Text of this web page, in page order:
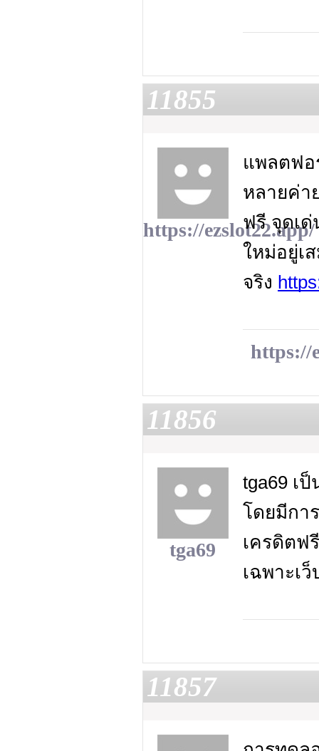
11855
https://ezslot22.app/
แพลตฟอ
หลายค่า
ฟรี จุดเ
ใหม่อยู่เ
จริง
https://
11856
tga69
tga69 เ
โดยมีกา
เครดิตฟ
เฉพาะเ
11857